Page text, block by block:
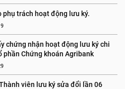
phụ trách hoạt động lưu ký.
chứng nhận hoạt động lưu ký chi
phần Chứng khoán Agribank
viên lưu ký sửa đổi lần 06